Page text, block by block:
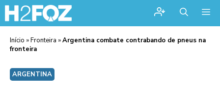
Início »Fronteira »Argentina combate contrabando de pneus na
fronteira
ARGENTINA